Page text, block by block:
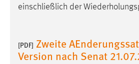
einschließlich der
[PDF] Zweite
Version nach Senat
verwendet, um personalisierte
Google Ads